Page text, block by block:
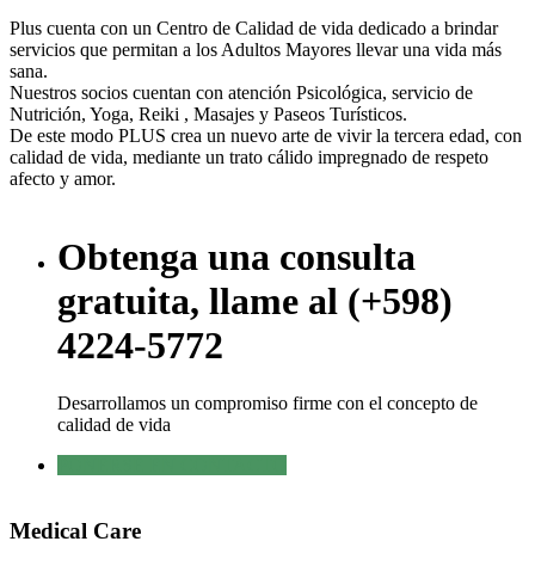
Plus cuenta con un Centro de Calidad de vida dedicado a brindar
servicios que permitan a los Adultos Mayores llevar una vida más
sana.
Nuestros socios cuentan con atención Psicológica, servicio de
Nutrición, Yoga, Reiki , Masajes y Paseos Turísticos.
De este modo PLUS crea un nuevo arte de vivir la tercera edad, con
calidad de vida, mediante un trato cálido impregnado de respeto
afecto y amor.
Obtenga una consulta
gratuita, llame al (+598)
4224-5772
Desarrollamos un compromiso firme con el concepto de
calidad de vida
Medical Care